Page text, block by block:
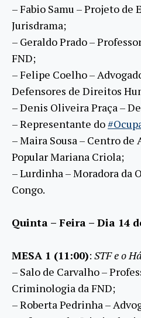
– Fabio Samu – Projeto de
Jurisdrama;
– Geraldo Prado –
FND;
– Felipe Coelho –
Defensores de Direitos
– Denis Oliveira Praça –
– Representante do
– Maira Sousa – Centro de
Popular Mariana Criola;
– Lurdinha – Moradora da
Congo.
Quinta – Feira – Dia 14
MESA 1 (11:00): STF e o
– Salo de Carvalho –
Criminologia da FND;
– Roberta Pedrinha –